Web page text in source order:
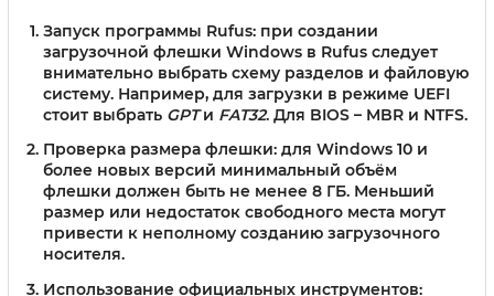
Запуск программы Rufus: при создании
загрузочной флешки Windows в Rufus следует
внимательно выбрать схему разделов и файловую
систему. Например, для загрузки в режиме UEFI
стоит выбрать GPTи FAT32. Для BIOS – MBR и NTFS.
Проверка размера флешки: для Windows 10 и
более новых версий минимальный объём
флешки должен быть не менее 8 ГБ. Меньший
размер или недостаток свободного места могут
привести к неполному созданию загрузочного
носителя.
Использование официальных инструментов: